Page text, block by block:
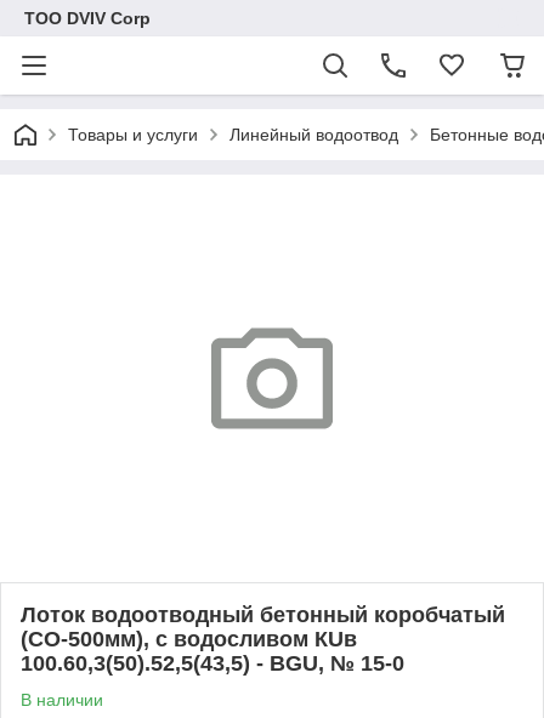
ТОО DVIV Corp
Товары и услуги Линейный водоотвод Бетонные
Лоток водоотводный бетонный коробчатый
(СО-500мм), с водосливом КUв
100.60,3(50).52,5(43,5) - BGU, № 15-0
В наличии